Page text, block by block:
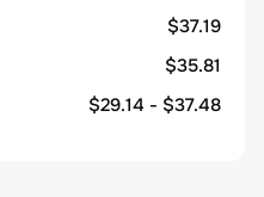
$37.19
$35.81
$29.14 - $37.48